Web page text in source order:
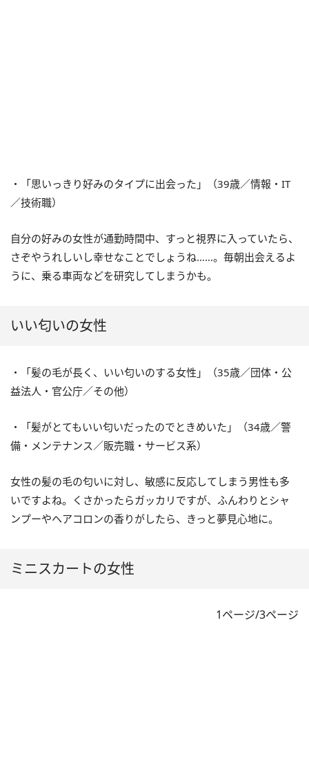
・「思いっきり好みのタイプに出会った」（39歳／情報・IT
／技術職）
自分の好みの女性が通勤時間中、すっと視界に入っていたら、
さぞやうれしいし幸せなことでしょうね……。毎朝出会えるよ
うに、乗る車両などを研究してしまうかも。
いい匂いの女性
・「髪の毛が長く、いい匂いのする女性」（35歳／団体・公
益法人・官公庁／その他）
・「髪がとてもいい匂いだったのでときめいた」（34歳／警
備・メンテナンス／販売職・サービス系）
女性の髪の毛の匂いに対し、敏感に反応してしまう男性も多
いですよね。くさかったらガッカリですが、ふんわりとシャ
ンプーやヘアコロンの香りがしたら、きっと夢見心地に。
ミニスカートの女性
1ページ/3ページ